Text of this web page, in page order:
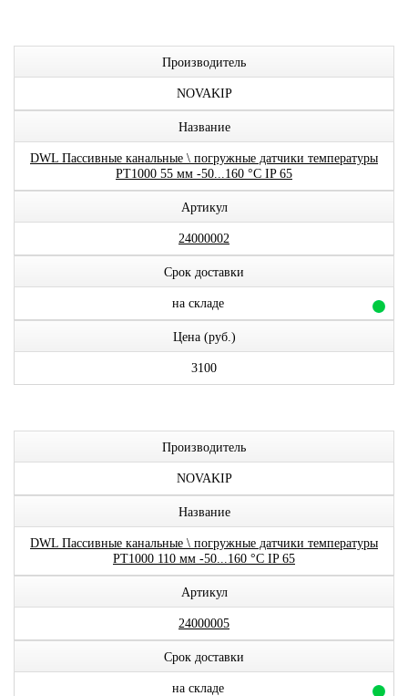
Производитель
NOVAKIP
Название
DWL Пассивные канальные \ погружные датчики температуры
PT1000 55 мм -50...160 °C IP 65
Артикул
24000002
Срок доставки
на складе
Цена (руб.)
3100
Производитель
NOVAKIP
Название
DWL Пассивные канальные \ погружные датчики температуры
PT1000 110 мм -50...160 °C IP 65
Артикул
24000005
Срок доставки
на складе